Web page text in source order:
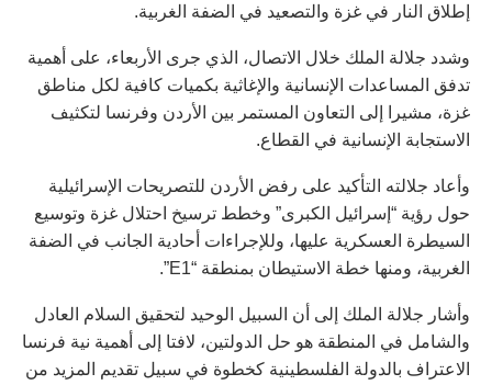
إطلاق النار في غزة والتصعيد في الضفة الغربية.
وشدد جلالة الملك خلال الاتصال، الذي جرى الأربعاء، على أهمية
تدفق المساعدات الإنسانية والإغاثية بكميات كافية لكل مناطق
غزة، مشيرا إلى التعاون المستمر بين الأردن وفرنسا لتكثيف
الاستجابة الإنسانية في القطاع.
وأعاد جلالته التأكيد على رفض الأردن للتصريحات الإسرائيلية
حول رؤية “إسرائيل الكبرى” وخطط ترسيخ احتلال غزة وتوسيع
السيطرة العسكرية عليها، وللإجراءات أحادية الجانب في الضفة
الغربية، ومنها خطة الاستيطان بمنطقة “E1”.
وأشار جلالة الملك إلى أن السبيل الوحيد لتحقيق السلام العادل
والشامل في المنطقة هو حل الدولتين، لافتا إلى أهمية نية فرنسا
الاعتراف بالدولة الفلسطينية كخطوة في سبيل تقديم المزيد من